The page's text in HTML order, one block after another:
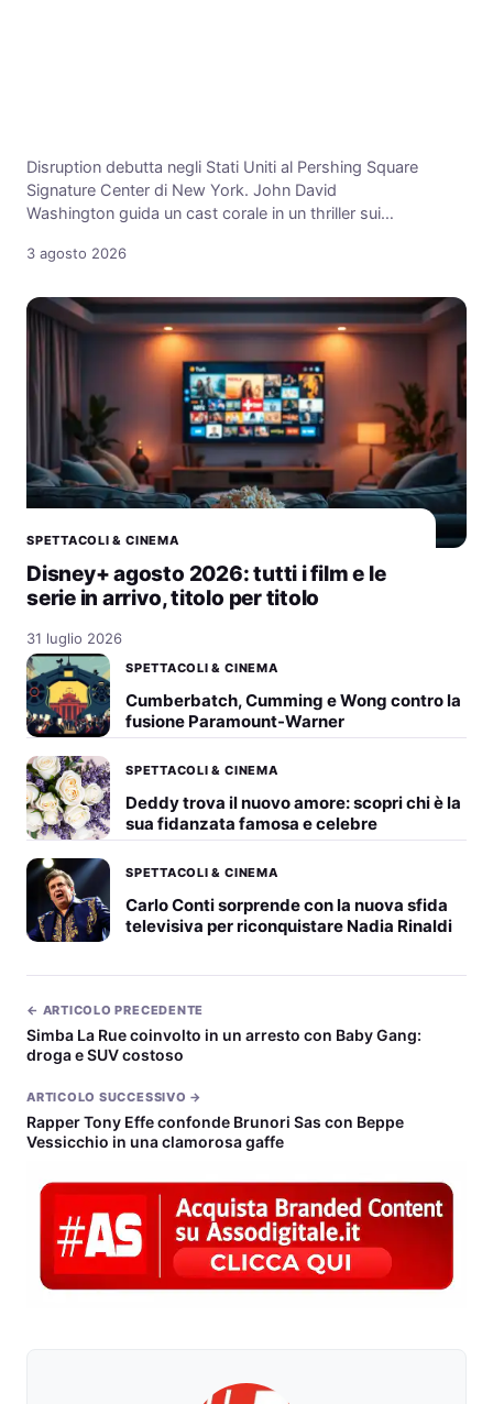
Disruption debutta negli Stati Uniti al Pershing Square
Signature Center di New York. John David
Washington guida un cast corale in un thriller sui…
3 agosto 2026
SPETTACOLI & CINEMA
Disney+ agosto 2026: tutti i film e le
serie in arrivo, titolo per titolo
31 luglio 2026
SPETTACOLI & CINEMA
Cumberbatch, Cumming e Wong contro la
fusione Paramount-Warner
SPETTACOLI & CINEMA
Deddy trova il nuovo amore: scopri chi è la
sua fidanzata famosa e celebre
SPETTACOLI & CINEMA
Carlo Conti sorprende con la nuova sfida
televisiva per riconquistare Nadia Rinaldi
← ARTICOLO PRECEDENTE
Simba La Rue coinvolto in un arresto con Baby Gang:
droga e SUV costoso
ARTICOLO SUCCESSIVO →
Rapper Tony Effe confonde Brunori Sas con Beppe
Vessicchio in una clamorosa gaffe